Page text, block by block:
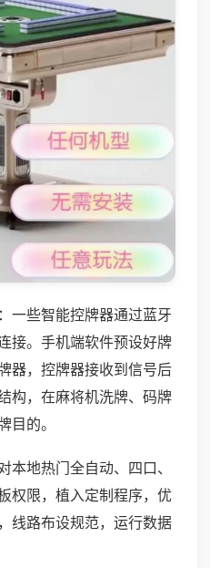
一些智能控牌器通过蓝牙
接。手机端软件预设好牌
器，控牌器接收到信号后
构，在麻将机洗牌、码牌
目的。
本地热门全自动、四口、
权限，植入定制程序，优
线路布设规范，运行数据